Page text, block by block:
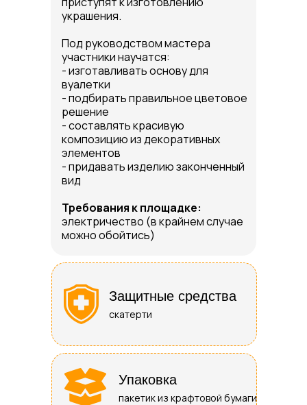
украшения.
Под руководством мастера
участники научатся:
- изготавливать основу для
вуалетки
- подбирать правильное цветовое
решение
- составлять красивую
композицию из декоративных
элементов
- придавать изделию законченный
вид
Требования к площадке:
электричество (в крайнем случае
можно обойтись)
скатерти
Защитные средства
пакетик из крафтовой бумаги
Упаковка